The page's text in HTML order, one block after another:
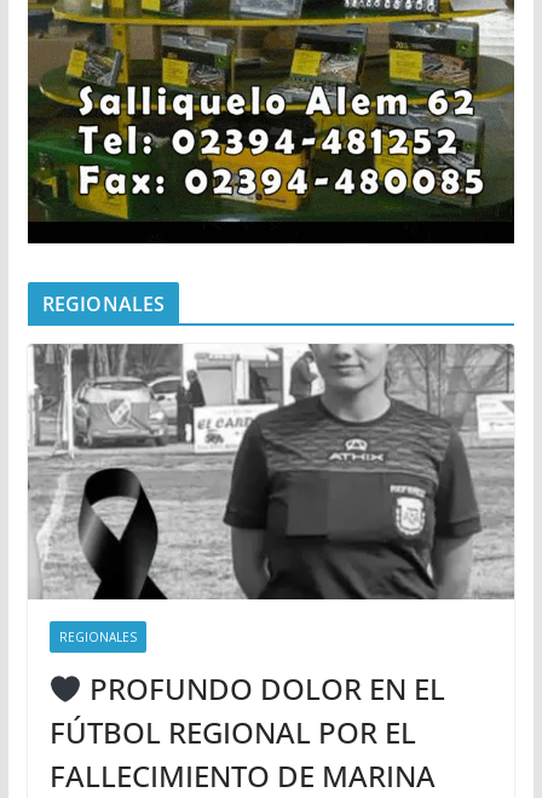
REGIONALES
REGIONALES
PROFUNDO DOLOR EN EL
FÚTBOL REGIONAL POR EL
FALLECIMIENTO DE MARINA